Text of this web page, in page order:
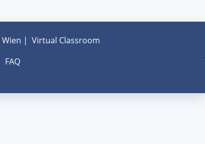
Wien | Virtual Classroom
FAQ